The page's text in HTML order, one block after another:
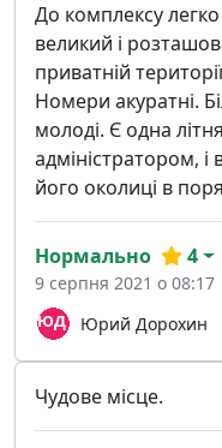
До комплексу
великий і
приватній
Номери акуратні.
молоді. Є одна
адміністратором, і
його околиці в
Юрий Дорохин
Нормально 4
9 серпня 2021 о 08:17
Чудове місце.